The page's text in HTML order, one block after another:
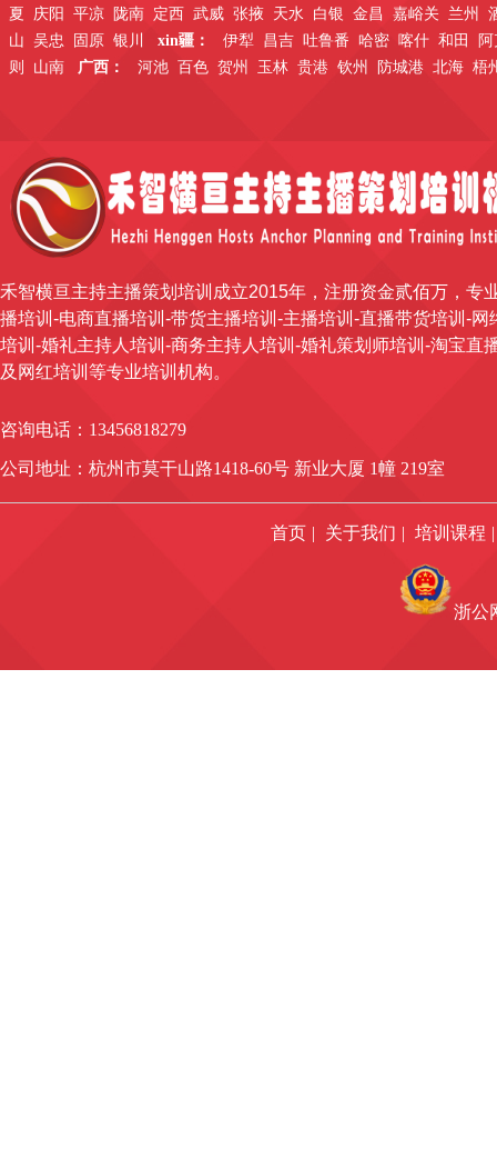
夏 庆阳 平凉 陇南 定西 武威 张掖 天水 白银 金昌 嘉峪关 兰州
山 吴忠 固原 银川 xin疆： 伊犁 昌吉 吐鲁番 哈密 喀什 和田
则
山南 广西： 河池 百色 贺州 玉林 贵港 钦州 防城港 北海 梧
禾智横亘主持主播策划培训成立2015年，注册资金贰佰万，专
播培训-电商直播培训-带货主播培训-主播培训-直播带货培训-网
培训-婚礼主持人培训-商务主持人培训-婚礼策划师培训-淘宝直
及网红培训等专业培训机构。
咨询电话：13456818279
公司地址：杭州市莫干山路1418-60号 新业大厦 1幢 219室
首页 | 关于我们 | 培训课程 |
浙公